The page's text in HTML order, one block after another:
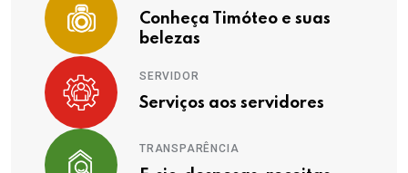
Conheça Timóteo e suas
belezas
SERVIDOR
Serviços aos servidores
TRANSPARÊNCIA